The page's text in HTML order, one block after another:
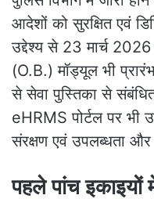
आदेशों को सुरक्षित एवं
उद्देश्य से 23 मार्च
(O.B.) मॉड्यूल भी
से सेवा पुस्तिका से
eHRMS पोर्टल पर
संरक्षण एवं उपलब्धता
पहले पांच इकाइयों